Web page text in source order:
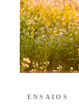
ENSAIOS